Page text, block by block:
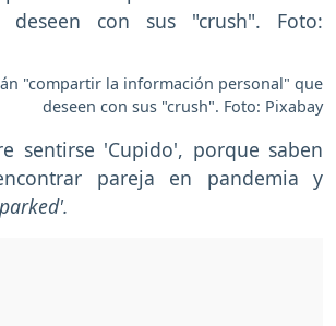
"compartir la información personal" que
deseen con sus "crush". Foto: Pixabay
sentirse 'Cupido', porque saben
pareja en pandemia y